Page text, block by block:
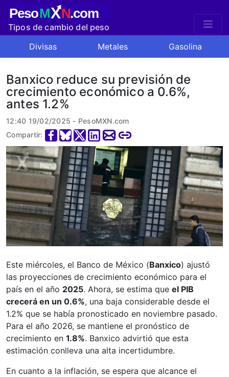
PesoMXN.com
Tipos de cambio del peso
Divisas Metales Gasolina
Banxico reduce su previsión de
crecimiento económico a 0.6%,
antes 1.2%
12:40 19/02/2025 - PesoMXN.com
Compartir:
Este miércoles, el Banco de México (Banxico) ajustó
las proyecciones de crecimiento económico para el
país en el año 2025. Ahora, se estima que el PIB
crecerá en un 0.6%, una baja considerable desde el
1.2% que se había pronosticado en noviembre pasado.
Para el año 2026, se mantiene el pronóstico de
crecimiento en 1.8%. Banxico advirtió que esta
estimación conlleva una alta incertidumbre.
En cuanto a la inflación, se espera que alcance el